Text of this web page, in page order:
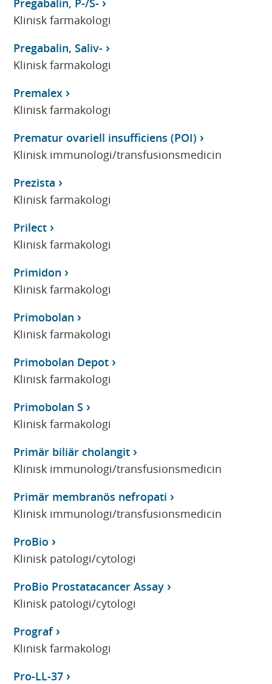
Pregabalin, P-/S-
Klinisk farmakologi
Pregabalin, Saliv-
Klinisk farmakologi
Premalex
Klinisk farmakologi
Prematur ovariell insufficiens (POI)
Klinisk immunologi/transfusionsmedicin
Prezista
Klinisk farmakologi
Prilect
Klinisk farmakologi
Primidon
Klinisk farmakologi
Primobolan
Klinisk farmakologi
Primobolan Depot
Klinisk farmakologi
Primobolan S
Klinisk farmakologi
Primär biliär cholangit
Klinisk immunologi/transfusionsmedicin
Primär membranös nefropati
Klinisk immunologi/transfusionsmedicin
ProBio
Klinisk patologi/cytologi
ProBio Prostatacancer Assay
Klinisk patologi/cytologi
Prograf
Klinisk farmakologi
Pro-LL-37